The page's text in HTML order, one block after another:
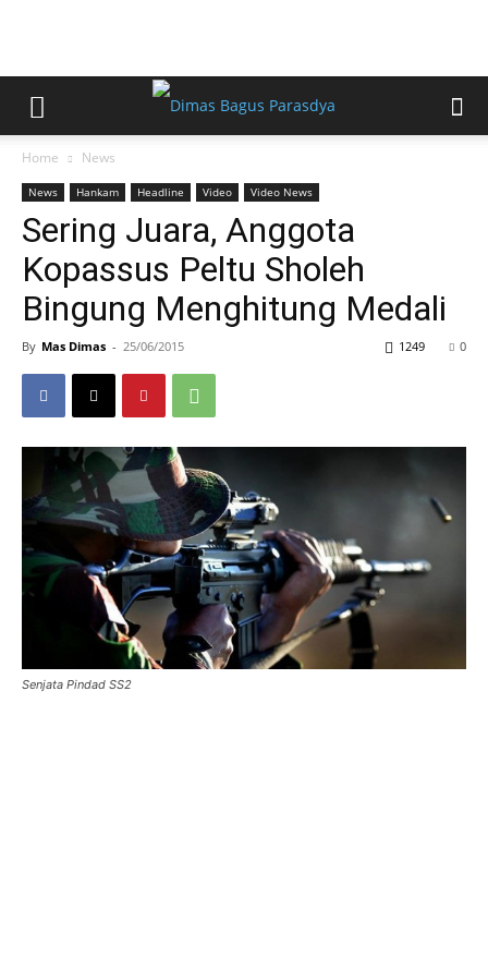
Home News
News Hankam Headline Video Video News
Sering Juara, Anggota
Kopassus Peltu Sholeh
Bingung Menghitung Medali
By Mas Dimas - 25/06/2015 0
1249
Senjata Pindad SS2